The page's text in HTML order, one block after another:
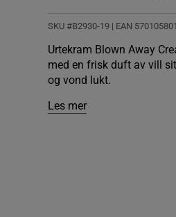
SKU #B2930-19 | EAN
Urtekram Blown Away
med en frisk duft av vill
og vond lukt.
Les mer